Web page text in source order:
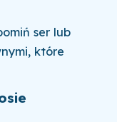
ser lub
które